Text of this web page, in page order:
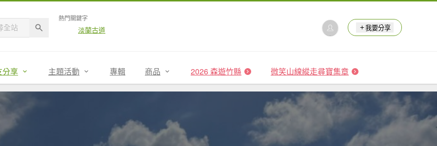
熱門關鍵字
淡蘭古道 我要分享
分享 主題活動 專輯 商品 2026 森遊竹縣 微笑山線縱走尋寶集章